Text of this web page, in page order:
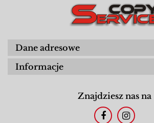
Dane adresowe
Informacje
Znajdziesz nas na